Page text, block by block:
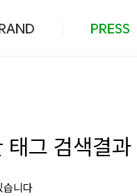
PRESS
태그 검색결과
습니다